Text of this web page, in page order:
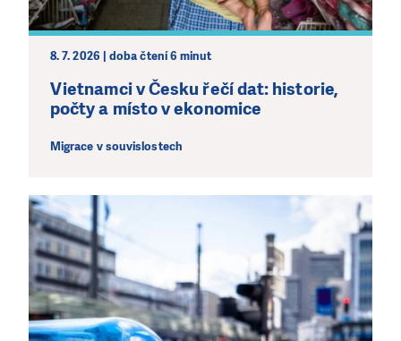
8. 7. 2026 | doba čtení 6 minut
Vietnamci v Česku řečí dat: historie,
počty a místo v ekonomice
Migrace v souvislostech